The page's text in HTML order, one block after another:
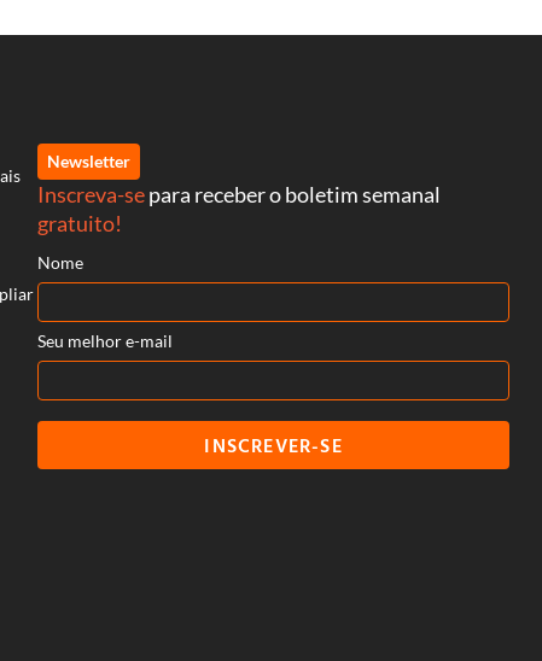
Newsletter
Inscreva-separa receber o boletim semanal
gratuito!
Nome
Seu melhor e-mail
INSCREVER-SE